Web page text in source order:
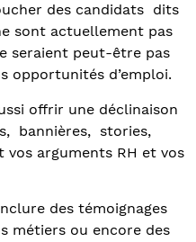
des candidats dits
sont actuellement pas
seraient peut-être pas
opportunités d’emploi.
offrir une déclinaison
bannières, stories,
vos arguments RH et vos
des témoignages
métiers ou encore des